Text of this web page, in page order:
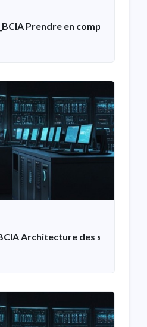
Prendre en compte les
Architecture des